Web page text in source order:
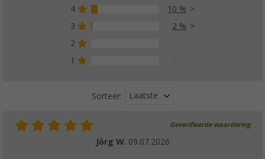
4
10 %
3
2 %
2
1
Sorteer: Laatste
Geverifieerde waardering
Jörg W. 09.07.2026